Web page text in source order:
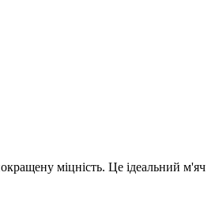
міцність. Це ідеальний м'яч